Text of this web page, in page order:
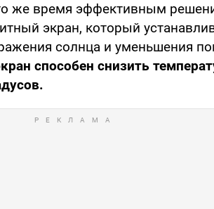
же время эффективным
экран, который
солнца и уменьшения
способен снизить